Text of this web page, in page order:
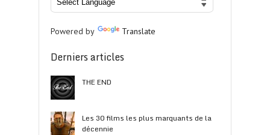
Powered by Translate
Derniers articles
THE END
Les 30 films les plus marquants de la
décennie